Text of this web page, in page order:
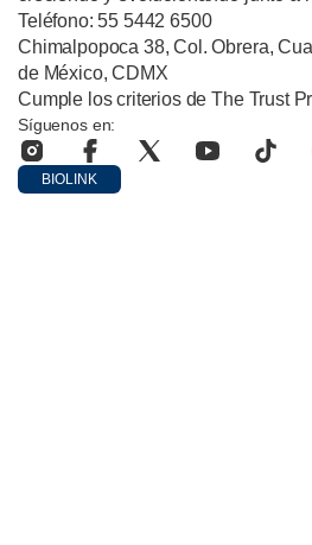
Teléfono: 55 5442 6500
Chimalpopoca 38, Col. Obrera,
de México, CDMX
Cumple los criterios de The Trust
Síguenos en:
BIOLINK